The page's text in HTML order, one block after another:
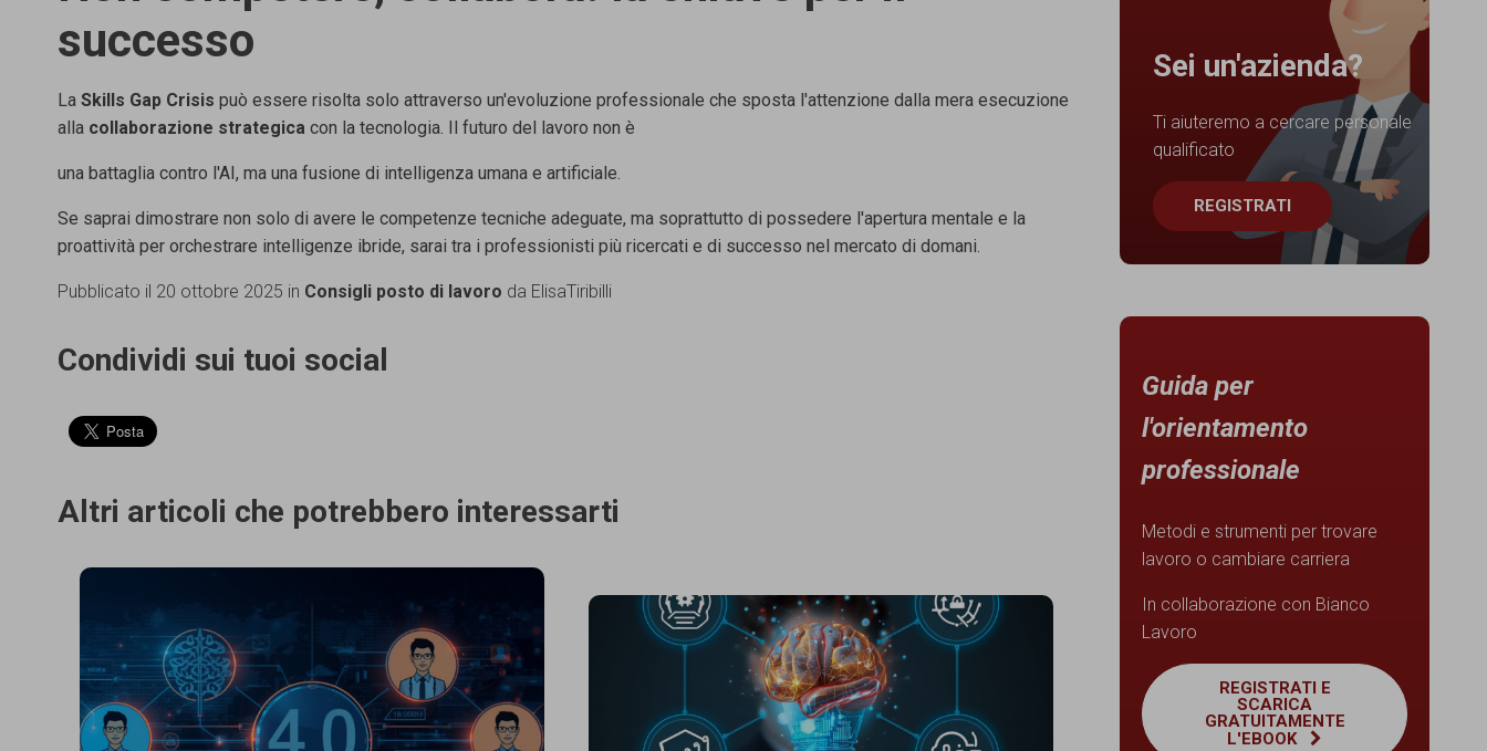
successo
La Skills Gap Crisis può essere risolta solo attraverso un'evoluzione professionale che sposta l'attenzione dalla mera esecuzione
alla collaborazione strategica con la tecnologia. Il futuro del lavoro non è
una battaglia contro l'AI, ma una fusione di intelligenza umana e artificiale.
Se saprai dimostrare non solo di avere le competenze tecniche adeguate, ma soprattutto di possedere l'apertura mentale e la
proattività per orchestrare intelligenze ibride, sarai tra i professionisti più ricercati e di successo nel mercato di domani.
Pubblicato il 20 ottobre 2025 in Consigli posto di lavoro da ElisaTiribilli
Condividi sui tuoi social
Altri articoli che potrebbero interessarti
Sei un'azienda?
Ti aiuteremo a cercare personale
qualificato
REGISTRATI
Guida per
l'orientamento
professionale
Metodi e strumenti per trovare
lavoro o cambiare carriera
In collaborazione con Bianco
Lavoro
REGISTRATI E
SCARICA
GRATUITAMENTE
L'EBOOK